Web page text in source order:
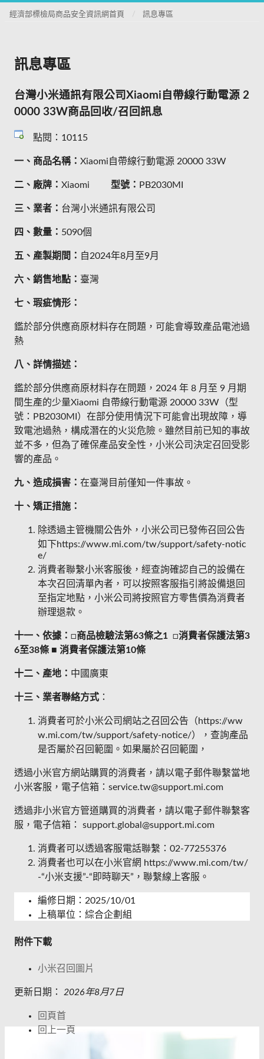
經濟部標檢局商品安全資訊網首頁 訊息專區
訊息專區
台灣小米通訊有限公司Xiaomi自帶線行動電源 2
0000 33W商品回收/召回訊息
點閱：10115
一、商品名稱： Xiaomi自帶線行動電源 20000 33W
二、廠牌： Xiaomi 型號： PB2030MI
三、業者： 台灣小米通訊有限公司
四、數量： 5090個
五、產製期間： 自2024年8月至9月
六、銷售地點： 臺灣
七、瑕疵情形：
鑑於部分供應商原材料存在問題，可能會導致產品電池過
熱
八、詳情描述：
鑑於部分供應商原材料存在問題，2024 年 8 月至 9 月期
間生產的少量Xiaomi 自帶線行動電源 20000 33W（型
號：PB2030MI）在部分使用情況下可能會出現故障，導
致電池過熱，構成潛在的火災危險。雖然目前已知的事故
並不多，但為了確保產品安全性，小米公司決定召回受影
響的產品。
九、造成損害： 在臺灣目前僅知一件事故。
十、矯正措施：
除透過主管機關公告外，小米公司已發佈召回公告
如下https://www.mi.com/tw/support/safety-notic
e/
消費者聯繫小米客服後，經查詢確認自己的設備在
本次召回清單內者，可以按照客服指引將設備退回
至指定地點，小米公司將按照官方零售價為消費者
辦理退款。
十一、依據： □商品檢驗法第63條之1 □消費者保護法第3
6至38條 ■ 消費者保護法第10條
十二、產地： 中國廣東
十三、業者聯絡方式 ：
消費者可於小米公司網站之召回公告（https://ww
w.mi.com/tw/support/safety-notice/），查詢產品
是否屬於召回範圍。如果屬於召回範圍，
透過小米官方網站購買的消費者，請以電子郵件聯繫當地
小米客服，電子信箱：service.tw@support.mi.com
透過非小米官方管道購買的消費者，請以電子郵件聯繫客
服，電子信箱： support.global@support.mi.com
消費者可以透過客服電話聯繫：02-77255376
消費者也可以在小米官網 https://www.mi.com/tw/
-“小米支援”-“即時聊天”，聯繫線上客服。
編修日期：2025/10/01
上稿單位：綜合企劃組
附件下載
小米召回圖片
更新日期： 2026年8月7日
回頁首
回上一頁